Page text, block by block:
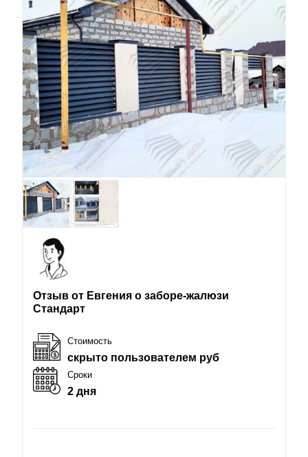
Отзыв от Евгения о заборе-жалюзи
Стандарт
Стоимость
скрыто пользователем руб
Сроки
2 дня